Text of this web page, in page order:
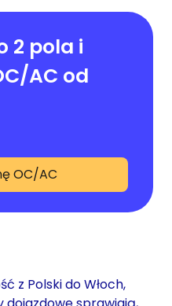
2 pola i
AC od
OC/AC
z Polski do Włoch,